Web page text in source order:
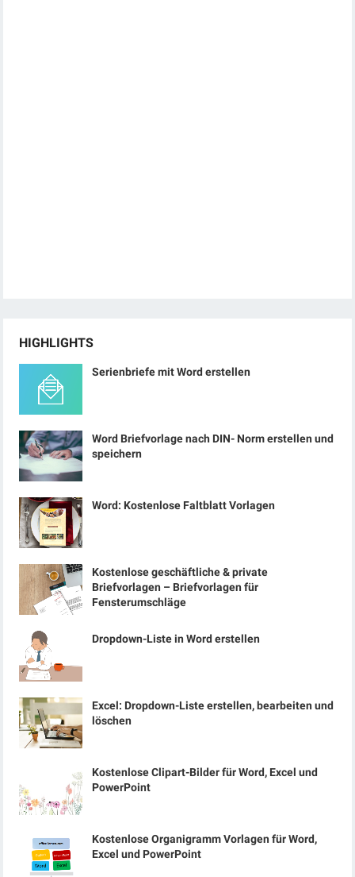
HIGHLIGHTS
Serienbriefe mit Word erstellen
Word Briefvorlage nach DIN- Norm erstellen und
speichern
Word: Kostenlose Faltblatt Vorlagen
Kostenlose geschäftliche & private
Briefvorlagen – Briefvorlagen für
Fensterumschläge
Dropdown-Liste in Word erstellen
Excel: Dropdown-Liste erstellen, bearbeiten und
löschen
Kostenlose Clipart-Bilder für Word, Excel und
PowerPoint
Kostenlose Organigramm Vorlagen für Word,
Excel und PowerPoint